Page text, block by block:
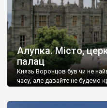
Алупка. Місто,
палац
Князь Воронцов був чи не
часу, але давайте не будемо